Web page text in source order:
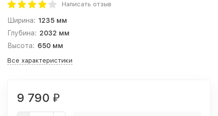
Написать отзыв
Ширина: 1235 мм
Глубина: 2032 мм
Высота: 650 мм
Все характеристики
9 790 ₽